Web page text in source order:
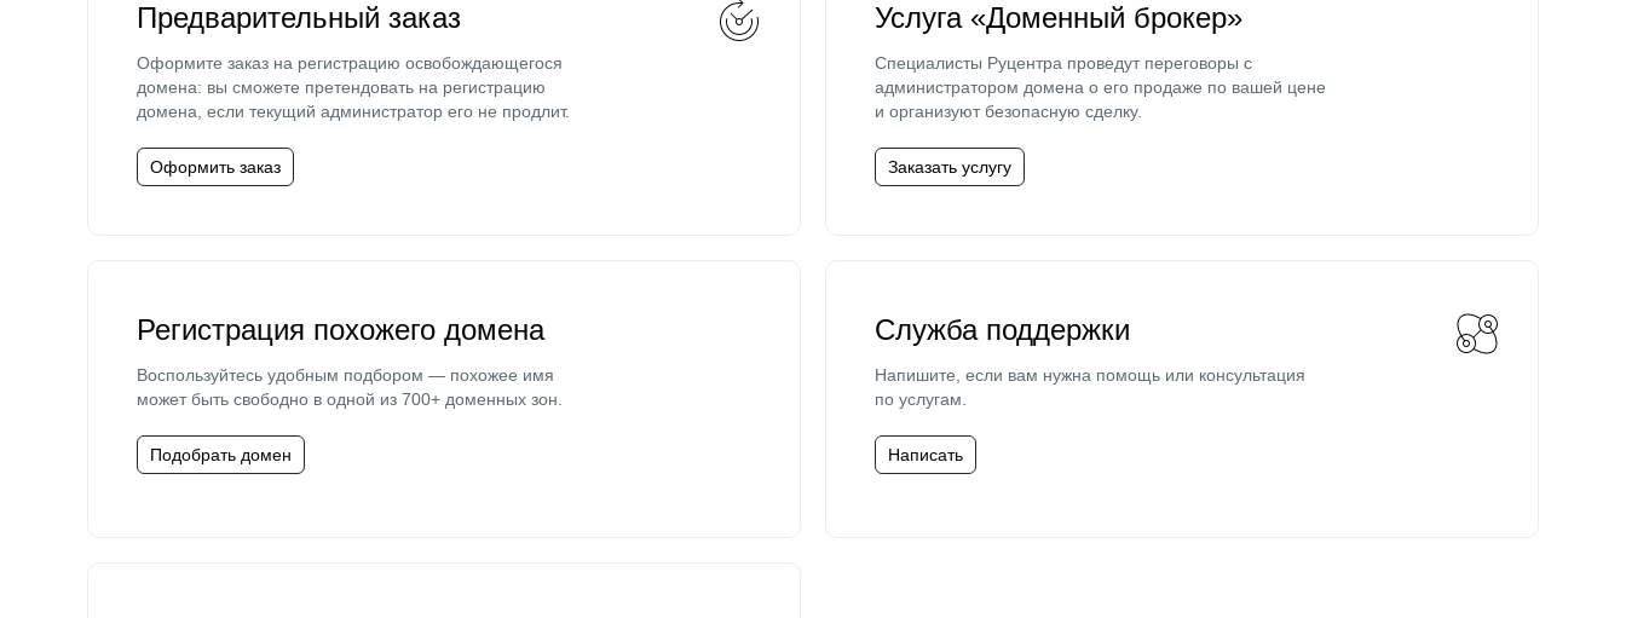
Предварительный заказ
Оформите заказ на регистрацию освобождающегося
домена: вы сможете претендовать на регистрацию
домена, если текущий администратор его не продлит.
Оформить заказ
Услуга «Доменный брокер»
Специалисты Руцентра проведут переговоры с
администратором домена о его продаже по вашей цене
и организуют безопасную сделку.
Заказать услугу
Регистрация похожего домена
Воспользуйтесь удобным подбором — похожее имя
может быть свободно в одной из 700+ доменных зон.
Подобрать домен
Служба поддержки
Напишите, если вам нужна помощь или консультация
по услугам.
Написать